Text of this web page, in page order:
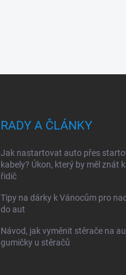
RADY A ČLÁNKY
Jak nastartovat auto přes
kabely? Úkon, který by měl znát
řidič
Tipy na dárky k Vánocům pro
do aut
Návod, jak vyměnit stěrače na
gumičky u stěračů